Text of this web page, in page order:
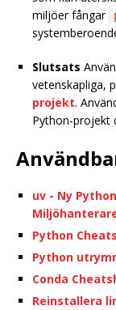
miljöer fångar
Slutsats
vetenskapliga,
projekt.
Python-projekt
uv - Ny
Python
Python
Conda
Reinstallera